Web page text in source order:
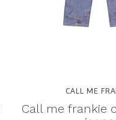
CALL ME
Call me frankie